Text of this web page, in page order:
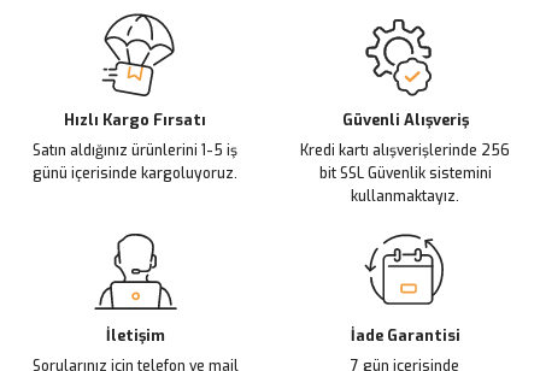
Ürün resmi kalitesiz, bozuk veya görüntülenemiyor.
Ürün açıklamasında eksik bilgiler bulunuyor.
Ürün bilgilerinde hatalar bulunuyor.
Ürün fiyatı diğer sitelerden daha pahalı.
Bu ürüne benzer farklı alternatifler olmalı.
Hızlı Kargo Fırsatı
Satın aldığınız ürünlerini 1-5 iş
günü içerisinde kargoluyoruz.
Güvenli Alışveriş
Kredi kartı alışverişlerinde 256
bit SSL Güvenlik sistemini
kullanmaktayız.
İletişim
Sorularınız için telefon ve mail
İade Garantisi
7 gün içerisinde